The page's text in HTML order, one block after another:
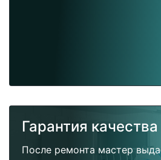
Гарантия качества
После ремонта мастер